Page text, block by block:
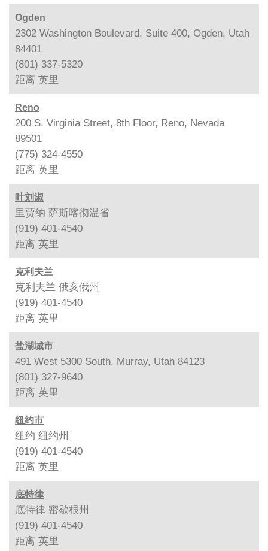
Ogden
2302 Washington Boulevard, Suite 400, Ogden, Utah
84401
(801) 337-5320
距离 英里
Reno
200 S. Virginia Street, 8th Floor, Reno, Nevada
89501
(775) 324-4550
距离 英里
叶刘淑
里贾纳 萨斯喀彻温省
(919) 401-4540
距离 英里
克利夫兰
克利夫兰 俄亥俄州
(919) 401-4540
距离 英里
盐湖城市
491 West 5300 South, Murray, Utah 84123
(801) 327-9640
距离 英里
纽约市
纽约 纽约州
(919) 401-4540
距离 英里
底特律
底特律 密歇根州
(919) 401-4540
距离 英里